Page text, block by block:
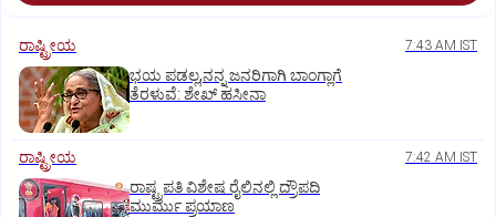
ರಾಷ್ಟ್ರೀಯ 7:43 AM IST
ಭಯ ಪಡಲ್ಲ,ನನ್ನ ಜನರಿಗಾಗಿ ಬಾಂಗ್ಲಾಗೆ
ತೆರಳುವೆ: ಶೇಖ್‌ ಹಸೀನಾ
ರಾಷ್ಟ್ರೀಯ 7:42 AM IST
ರಾಷ್ಟ್ರಪತಿ ವಿಶೇಷ ರೈಲಿನಲ್ಲಿ ದ್ರೌಪದಿ
ಮುರ್ಮು ಪ್ರಯಾಣ